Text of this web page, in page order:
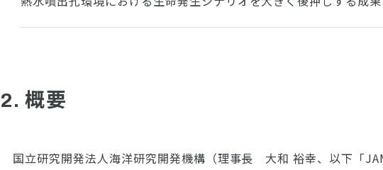
2. 概要
国立研究開発法人海洋研究開発機構（理事長 大和 裕幸、以下「